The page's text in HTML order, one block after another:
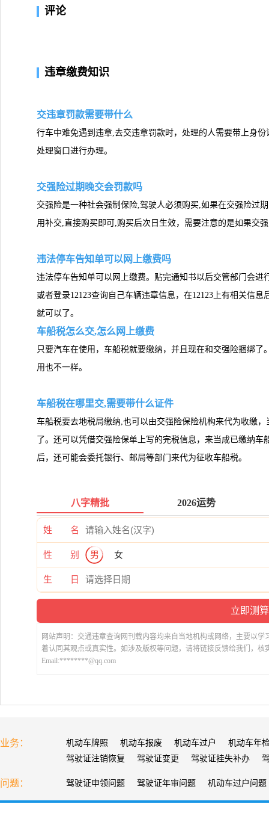
评论
违章缴费知识
交违章罚款需要带什么
行车中难免遇到违章,去交违章罚款时，处理的人需要带上身
处理窗口进行办理。
交强险过期晚交会罚款吗
交强险是一种社会强制保险,驾驶人必须购买,如果在交强险过
用补交,直接购买即可,购买后次日生效，需要注意的是如果交
违法停车告知单可以网上缴费吗
违法停车告知单可以网上缴费。贴完通知书以后交管部门会
或者登录12123查询自己车辆违章信息，在12123上有相关信
就可以了。
车船税怎么交,怎么网上缴费
只要汽车在使用，车船税就要缴纳，并且现在和交强险捆绑
用也不一样。
车船税在哪里交,需要带什么证件
车船税要去地税局缴纳,也可以由交强险保险机构来代为收缴
了。还可以凭借交强险保单上写的完税信息，来当成已缴纳
后，还可能会委托银行、邮局等部门来代为征收车船税。
八字精批 2026运势
姓 名
性 别 男 女
生 日
网站声明：交通违章查询网刊载内容均来自当地机构或网络，主要以
着认同其观点或真实性。如涉及版权等问题，请将链接反馈给我们，核
Email:********@qq.com
业务： 机动车牌照 机动车报废 机动车过户
机动车年
驾驶证注销恢复
驾驶证变更 驾驶证挂失补办
问题： 驾驶证申领问题 驾驶证年审问题 机动车过户问题